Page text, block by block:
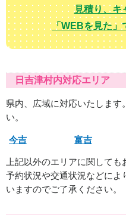
見積り、キ
「WEBを見た」
日吉津村内対応エリア
県内、広域に対応いたします
い。
今吉 富吉
上記以外のエリアに関しても
予約状況や交通状況などに
いますのでご了承ください。